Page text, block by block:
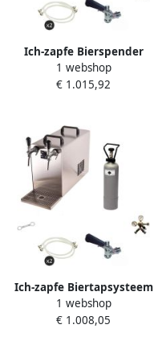
Ich-zapfe Bierspender
STREAM 50 Compleetset 2
Lijnen tot 55L u Edelstaal
1 webshop
€ 1.015,92
Ich-zapfe Biertapsysteem
STREAM 50 Compleetset 2-
lijns droge koeler tot 55 l
1 webshop
€ 1.008,05